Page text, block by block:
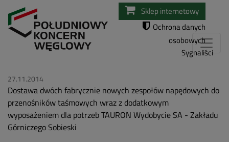
Przejdź
do
Sklep internetowy
Ochrona danych
osobowych
Sygnaliści
27.11.2014
Dostawa dwóch fabrycznie nowych zespołów napędowych do
przenośników taśmowych wraz z dodatkowym
wyposażeniem dla potrzeb TAURON Wydobycie SA - Zakładu
Górniczego Sobieski